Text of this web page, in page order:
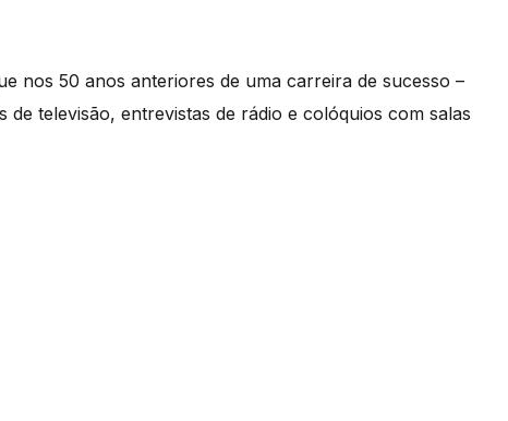
nos 50 anos anteriores de uma carreira de sucesso –
televisão, entrevistas de rádio e colóquios com salas